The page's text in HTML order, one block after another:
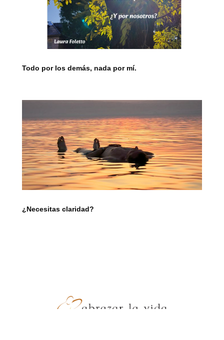
Todo por los demás, nada por mí.
¿Necesitas claridad?